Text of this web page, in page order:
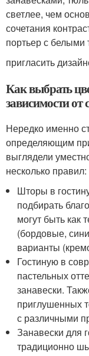
светлее, чем
сочетания
портьер с
пригласить
Как выбрать
зависимости
Нередко именно
определяющим
выглядели
несколько правил:
Шторы в
подбирать
могут быть как
(бордовые,
варианты
Гостиную в
пастельных
занавески.
приглушенных
с различными
Занавески для
традиционно